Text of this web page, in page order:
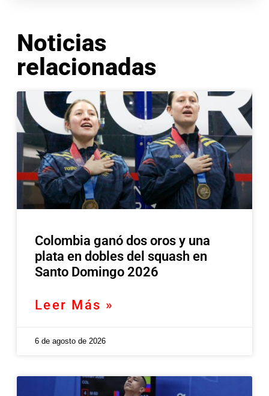
Noticias
relacionadas
Colombia ganó dos oros y una
plata en dobles del squash en
Santo Domingo 2026
Leer Más »
6 de agosto de 2026